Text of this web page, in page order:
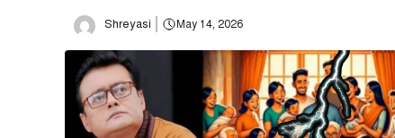
Shreyasi May 14, 2026